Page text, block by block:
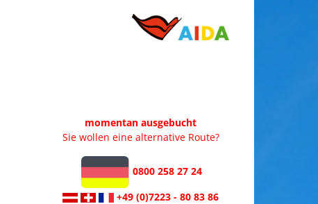
momentan ausgebucht
Sie wollen eine alternative Route?
0800 258 27 24
+49 (0)7223 - 80 83 86